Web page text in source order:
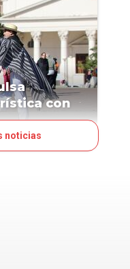
con
noticias